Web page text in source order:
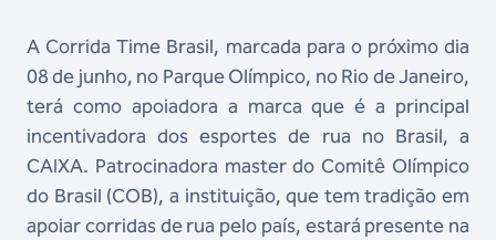
A Corrida Time Brasil, marcada para o próximo dia
08 de junho, no Parque Olímpico, no Rio de Janeiro,
terá como apoiadora a marca que é a principal
incentivadora dos esportes de rua no Brasil, a
CAIXA. Patrocinadora master do Comitê Olímpico
do Brasil (COB), a instituição, que tem tradição em
apoiar corridas de rua pelo país, estará presente na